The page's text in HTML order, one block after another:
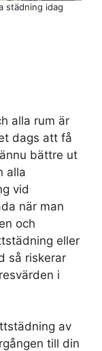
alla rum är
dags att få
bättre ut
alla
vid
när man
och
eller
så riskerar
i
av
till din
städning idag